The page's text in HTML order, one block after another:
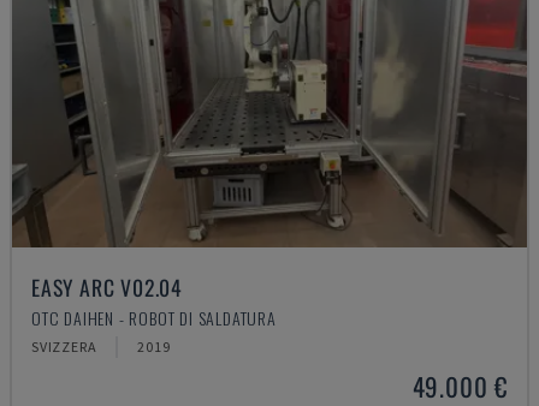
EASY ARC V02.04
OTC DAIHEN - ROBOT DI SALDATURA
SVIZZERA 2019
49.000 €